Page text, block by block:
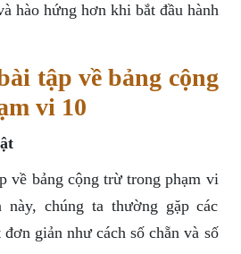
hào hứng hơn khi bắt đầu hành
tập về bảng cộng
vi 10
về bảng cộng trừ trong phạm vi
này, chúng ta thường gặp các
giản như cách số chẵn và số